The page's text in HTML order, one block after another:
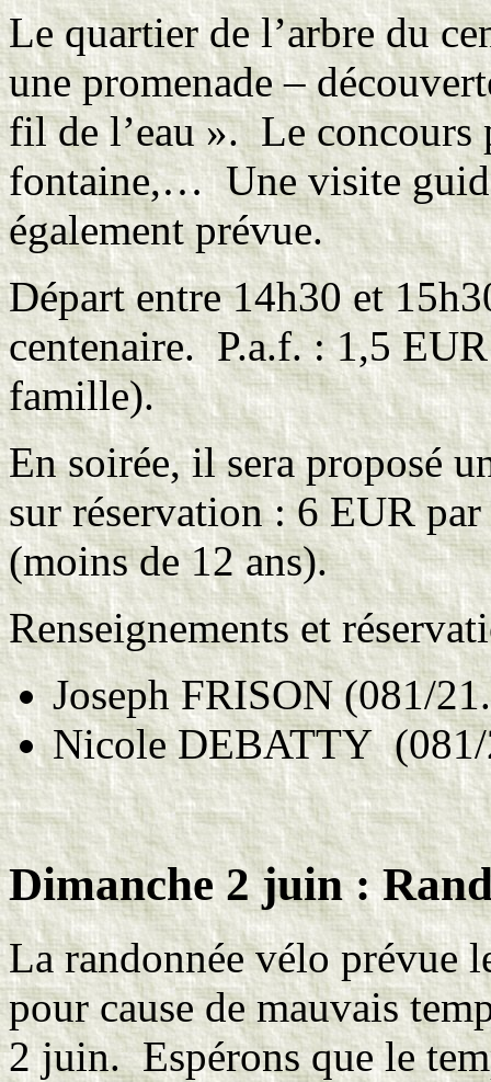
Le quartier de l’arbre du
une promenade –
fil de l’eau ». Le concours
fontaine,… Une visite
également prévue.
Départ entre 14h30 et
centenaire. P.a.f. : 1,5
famille).
En soirée, il sera proposé
sur réservation : 6 EUR
(moins de 12 ans).
Renseignements et
Joseph FRISON (081/
Nicole DEBATTY
Dimanche 2 juin:
La randonnée vélo prévue
pour cause de mauvais
2 juin. Espérons que le